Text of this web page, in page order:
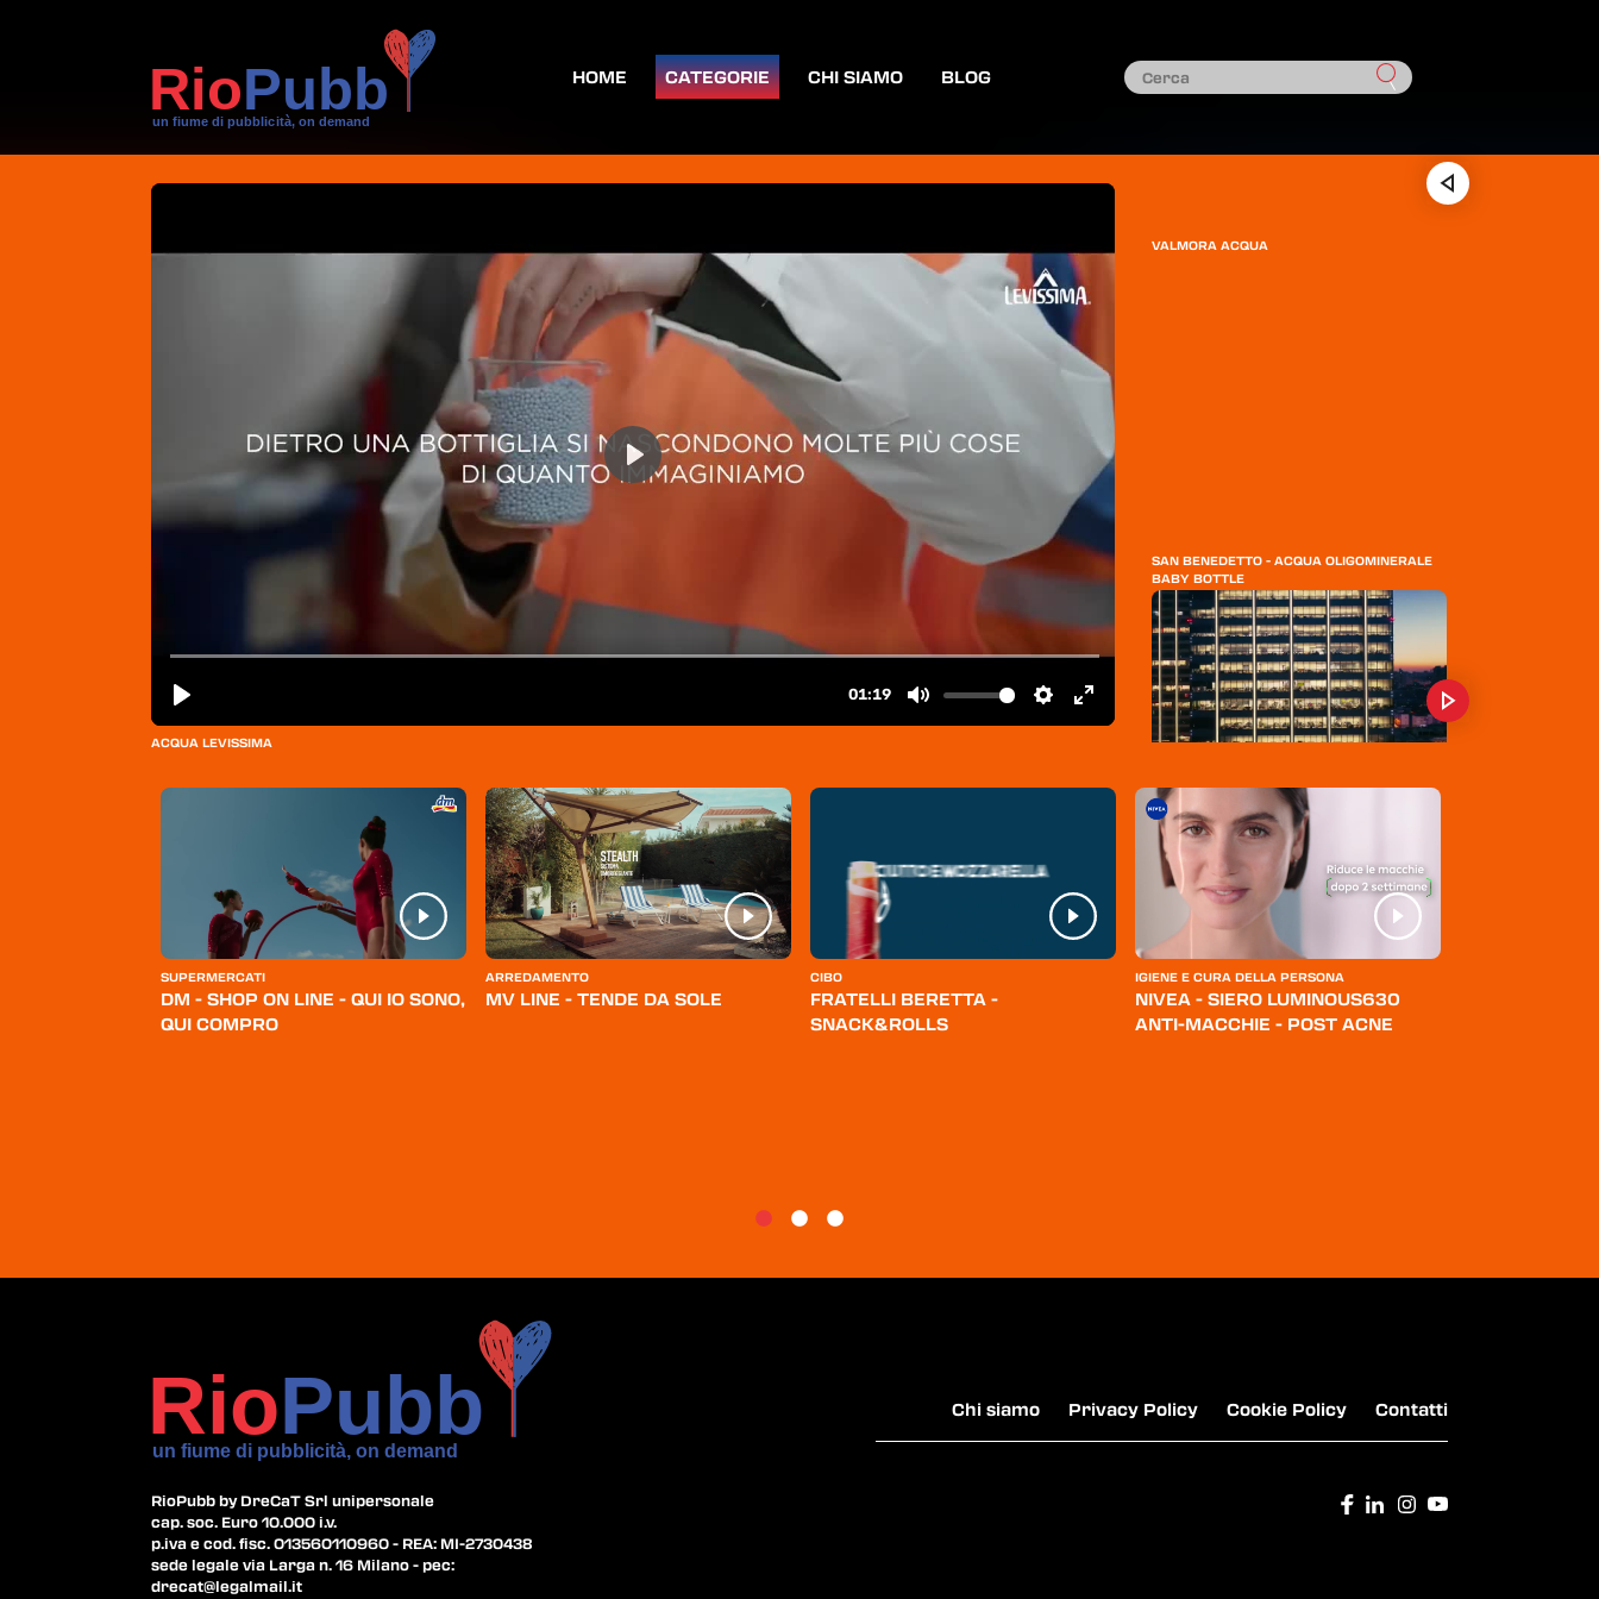
HOME CATEGORIE CHI SIAMO BLOG
ACQUA LEVISSIMA
VALMORA ACQUA
SAN BENEDETTO - ACQUA OLIGOMINERALE
BABY BOTTLE
ACQUA MINERALE SAN BENEDETTO
EVA - ACQUA NATURALE E FRIZZANTE
SUPERMERCATI
DM - SHOP ON LINE - QUI IO SONO,
QUI COMPRO
ARREDAMENTO
MV LINE - TENDE DA SOLE
CIBO
FRATELLI BERETTA -
SNACK&ROLLS
IGIENE E CURA DELLA PERSONA
NIVEA - SIERO LUMINOUS630
ANTI-MACCHIE - POST ACNE
Chi siamo Privacy Policy Cookie Policy Contatti
RioPubb by DreCaT Srl unipersonale
cap. soc. Euro 10.000 i.v.
p.iva e cod. fisc. 013560110960 - REA: MI-2730438
sede legale via Larga n. 16 Milano - pec:
drecat@legalmail.it